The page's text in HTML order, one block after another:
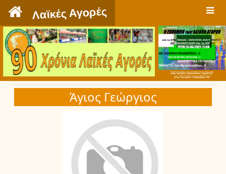
Λαϊκές Αγορές
Πατήστε εδώ για να δείτε την εκπομπή
την Τρίτη 9:00 μμ και κάθε Τρίτη
Άγιος Γεώργιος